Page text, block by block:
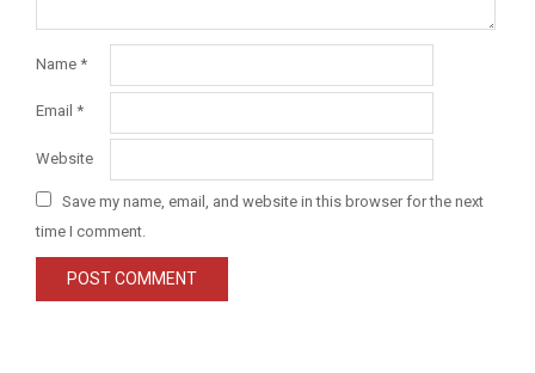
Name *
Email *
Website
Save my name, email, and website in this browser for the next
time I comment.